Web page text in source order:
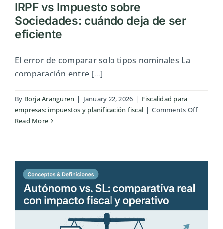
IRPF vs Impuesto sobre
Sociedades: cuándo deja de ser
eficiente
El error de comparar solo tipos nominales La
comparación entre [...]
By Borja Aranguren | January 22, 2026 | Fiscalidad para
empresas: impuestos y planificación fiscal | Comments Offon
Read More